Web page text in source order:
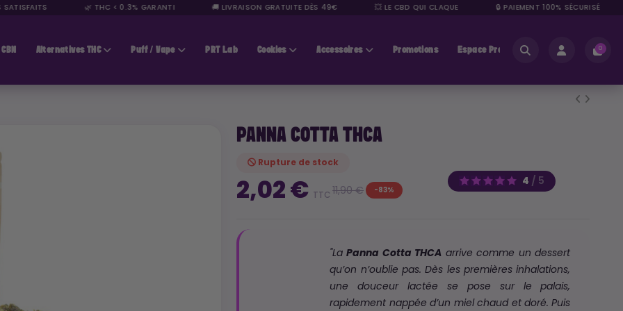
🌿 THC < 0.3% GARANTI 🚚 LIVRAISON GRATUITE DÈS 49€ 💥 LE CBD QUI CLAQUE 🔒 PAIEMENT 100% SÉCURISÉ
CBN Alternatives THC Puff / Vape PRT Lab Cookies Accessoires Promotions Espace Pros 0
PANNA COTTA THCA
4 / 5
Rupture de stock
2,02 € TTC 11,90 € -83%
"La Panna Cotta THCA arrive comme un dessert
qu’on n’oublie pas. Dès les premières inhalations,
une douceur lactée se pose sur le palais,
rapidement nappée d’un miel chaud et doré. Puis